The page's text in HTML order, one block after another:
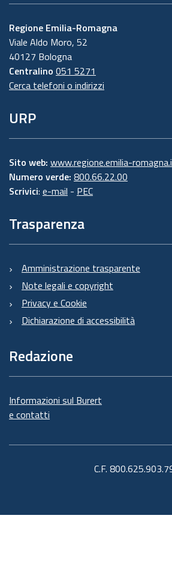
Regione Emilia-Romagna
Viale Aldo Moro, 52
40127 Bologna
Centralino 051 5271
Cerca telefoni o indirizzi
URP
Sito web: www.regione.emilia-
Numero verde: 800.66.22.00
Scrivici: e-mail - PEC
Trasparenza
Amministrazione trasparente
Note legali e copyright
Privacy e Cookie
Dichiarazione di accessibilità
Redazione
Informazioni sul Burert
e contatti
C.F.